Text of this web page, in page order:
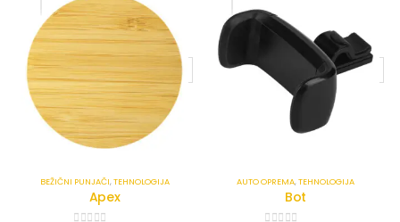
BEŽIČNI PUNJAČI,TEHNOLOGIJA
Apex
AUTO OPREMA,TEHNOLOGIJA
Bot